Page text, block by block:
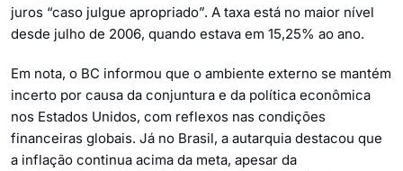
juros “caso julgue apropriado”. A taxa está no maior nível
desde julho de 2006, quando estava em 15,25% ao ano.
Em nota, o BC informou que o ambiente externo se mantém
incerto por causa da conjuntura e da política econômica
nos Estados Unidos, com reflexos nas condições
financeiras globais. Já no Brasil, a autarquia destacou que
a inflação continua acima da meta, apesar da